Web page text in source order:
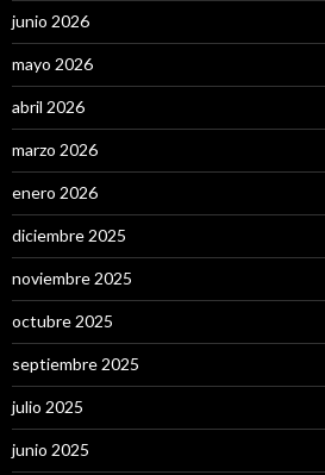
junio 2026
mayo 2026
abril 2026
marzo 2026
enero 2026
diciembre 2025
noviembre 2025
octubre 2025
septiembre 2025
julio 2025
junio 2025